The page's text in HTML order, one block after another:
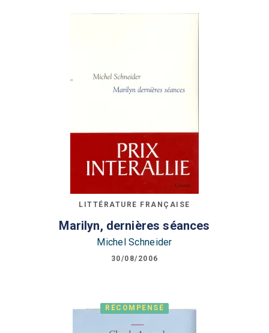
LITTÉRATURE FRANÇAISE
Marilyn, dernières séances
Michel Schneider
30/08/2006
RÉCOMPENSÉ